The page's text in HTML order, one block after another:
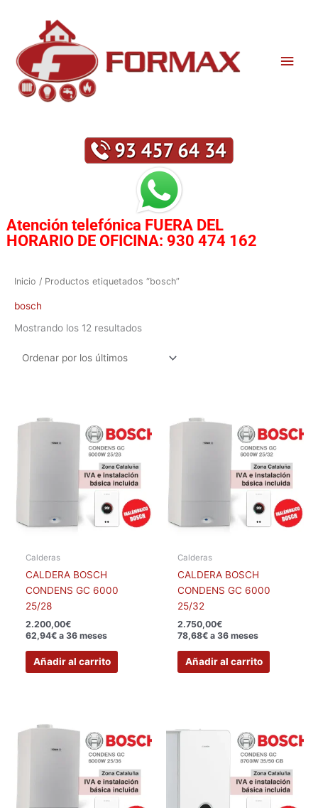
contenido
Atención telefónica FUERA DEL
HORARIO DE OFICINA: 930 474 162
Inicio / Productos etiquetados “bosch”
bosch
Mostrando los 12 resultados
Ordenado
por
Calderas
CALDERA BOSCH
CONDENS GC 6000
25/28
2.200,00€
62,94€ a 36 meses
Añadir al carrito
Calderas
CALDERA BOSCH
CONDENS GC 6000
25/32
2.750,00€
78,68€ a 36 meses
Añadir al carrito